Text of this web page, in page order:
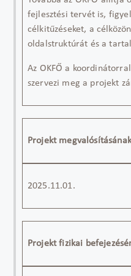
fejlesztési tervét is,
célkitűzéseket, a
oldalstruktúrát és a
Az OKFŐ a
szervezi meg a projekt
Projekt
2025.11.01.
Projekt fizikai